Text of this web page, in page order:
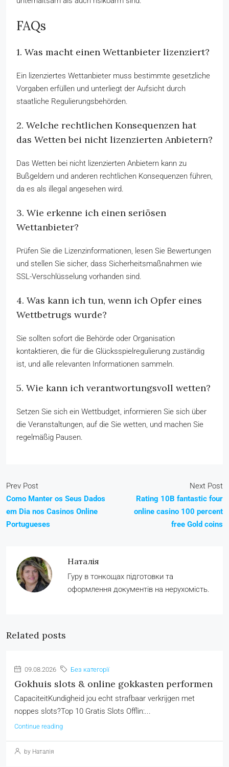
FAQs
1. Was macht einen Wettanbieter lizenziert?
Ein lizenziertes Wettanbieter muss bestimmte gesetzliche
Vorgaben erfüllen und unterliegt der Aufsicht durch
staatliche Regulierungsbehörden.
2. Welche rechtlichen Konsequenzen hat
das Wetten bei nicht lizenzierten Anbietern?
Das Wetten bei nicht lizenzierten Anbietern kann zu
Bußgeldern und anderen rechtlichen Konsequenzen führen,
da es als illegal angesehen wird.
3. Wie erkenne ich einen seriösen
Wettanbieter?
Prüfen Sie die Lizenzinformationen, lesen Sie Bewertungen
und stellen Sie sicher, dass Sicherheitsmaßnahmen wie
SSL-Verschlüsselung vorhanden sind.
4. Was kann ich tun, wenn ich Opfer eines
Wettbetrugs wurde?
Sie sollten sofort die Behörde oder Organisation
kontaktieren, die für die Glücksspielregulierung zuständig
ist, und alle relevanten Informationen sammeln.
5. Wie kann ich verantwortungsvoll wetten?
Setzen Sie sich ein Wettbudget, informieren Sie sich über
die Veranstaltungen, auf die Sie wetten, und machen Sie
regelmäßig Pausen.
Prev Post
Como Manter os Seus Dados
em Dia nos Casinos Online
Portugueses
Next Post
Rating 10B fantastic four
online casino 100 percent
free Gold coins
Наталія
Гуру в тонкощах підготовки та
оформлення документів на нерухомість.
Related posts
09.08.2026 Без категорії
Gokhuis slots & online gokkasten performen
CapaciteitKundigheid jou echt strafbaar verkrijgen met
noppes slots?Top 10 Gratis Slots Offlin:...
Continue reading
by Наталія